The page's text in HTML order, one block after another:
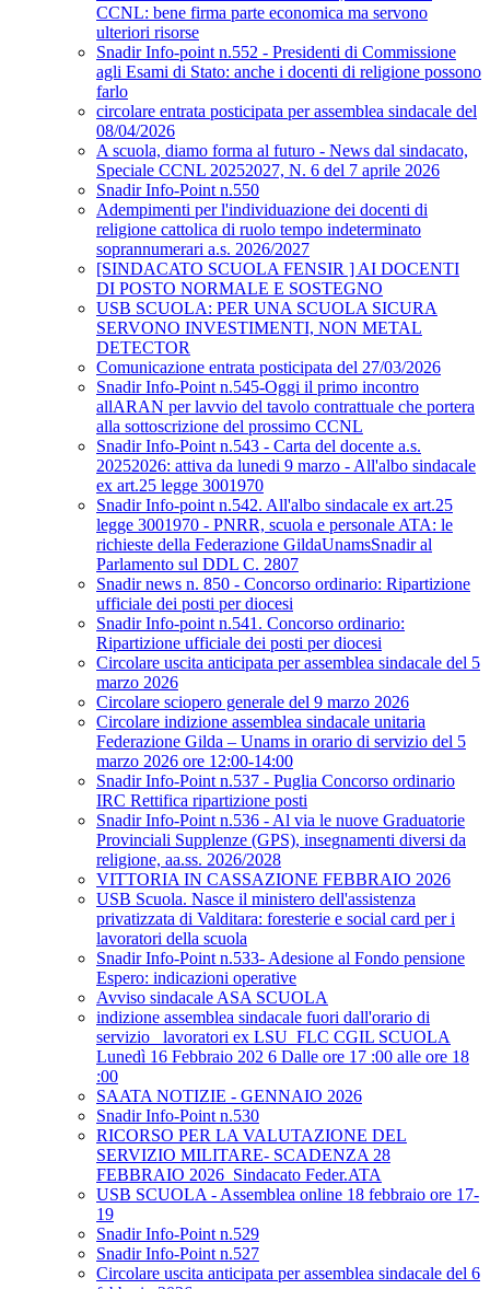
CCNL: bene firma parte economica ma servono
ulteriori risorse
Snadir Info-point n.552 - Presidenti di Commissione
agli Esami di Stato: anche i docenti di religione possono
farlo
circolare entrata posticipata per assemblea sindacale del
08/04/2026
A scuola, diamo forma al futuro - News dal sindacato,
Speciale CCNL 20252027, N. 6 del 7 aprile 2026
Snadir Info-Point n.550
Adempimenti per l'individuazione dei docenti di
religione cattolica di ruolo tempo indeterminato
soprannumerari a.s. 2026/2027
[SINDACATO SCUOLA FENSIR ] AI DOCENTI
DI POSTO NORMALE E SOSTEGNO
USB SCUOLA: PER UNA SCUOLA SICURA
SERVONO INVESTIMENTI, NON METAL
DETECTOR
Comunicazione entrata posticipata del 27/03/2026
Snadir Info-Point n.545-Oggi il primo incontro
allARAN per lavvio del tavolo contrattuale che portera
alla sottoscrizione del prossimo CCNL
Snadir Info-Point n.543 - Carta del docente a.s.
20252026: attiva da lunedi 9 marzo - All'albo sindacale
ex art.25 legge 3001970
Snadir Info-point n.542. All'albo sindacale ex art.25
legge 3001970 - PNRR, scuola e personale ATA: le
richieste della Federazione GildaUnamsSnadir al
Parlamento sul DDL C. 2807
Snadir news n. 850 - Concorso ordinario: Ripartizione
ufficiale dei posti per diocesi
Snadir Info-point n.541. Concorso ordinario:
Ripartizione ufficiale dei posti per diocesi
Circolare uscita anticipata per assemblea sindacale del 5
marzo 2026
Circolare sciopero generale del 9 marzo 2026
Circolare indizione assemblea sindacale unitaria
Federazione Gilda – Unams in orario di servizio del 5
marzo 2026 ore 12:00-14:00
Snadir Info-Point n.537 - Puglia Concorso ordinario
IRC Rettifica ripartizione posti
Snadir Info-Point n.536 - Al via le nuove Graduatorie
Provinciali Supplenze (GPS), insegnamenti diversi da
religione, aa.ss. 2026/2028
VITTORIA IN CASSAZIONE FEBBRAIO 2026
USB Scuola. Nasce il ministero dell'assistenza
privatizzata di Valditara: foresterie e social card per i
lavoratori della scuola
Snadir Info-Point n.533- Adesione al Fondo pensione
Espero: indicazioni operative
Avviso sindacale ASA SCUOLA
indizione assemblea sindacale fuori dall'orario di
servizio _lavoratori ex LSU_FLC CGIL SCUOLA
Lunedì 16 Febbraio 202 6 Dalle ore 17 :00 alle ore 18
:00
SAATA NOTIZIE - GENNAIO 2026
Snadir Info-Point n.530
RICORSO PER LA VALUTAZIONE DEL
SERVIZIO MILITARE- SCADENZA 28
FEBBRAIO 2026_Sindacato Feder.ATA
USB SCUOLA - Assemblea online 18 febbraio ore 17-
19
Snadir Info-Point n.529
Snadir Info-Point n.527
Circolare uscita anticipata per assemblea sindacale del 6